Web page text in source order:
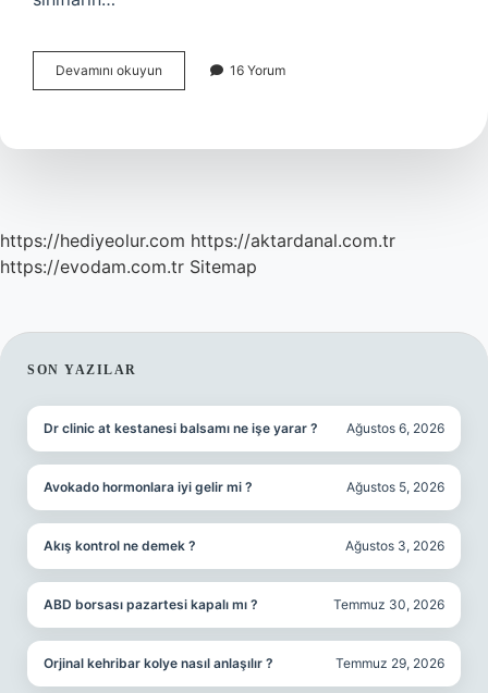
Devamını okuyun Gürpınar
sahil
?
16 Yorum
https://hediyeolur.com https://aktardanal.com.tr
https://evodam.com.tr Sitemap
SIDEBAR
SON YAZILAR
Dr clinic at kestanesi balsamı ne işe yarar ? Ağustos 6, 2026
Avokado hormonlara iyi gelir mi ? Ağustos 5, 2026
Akış kontrol ne demek ? Ağustos 3, 2026
ABD borsası pazartesi kapalı mı ? Temmuz 30, 2026
Orjinal kehribar kolye nasıl anlaşılır ? Temmuz 29, 2026